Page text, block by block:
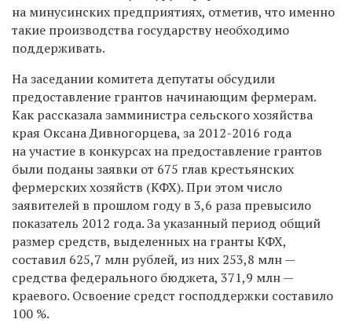
на минусинских предприятиях, отметив, что именно
такие производства государству необходимо
поддерживать.
На заседании комитета депутаты обсудили
предоставление грантов начинающим фермерам.
Как рассказала замминистра сельского хозяйства
края Оксана Дивногорцева, за 2012-2016 года
на участие в конкурсах на предоставление грантов
были поданы заявки от 675 глав крестьянских
фермерских хозяйств (КФХ). При этом число
заявителей в прошлом году в 3,6 раза превысило
показатель 2012 года. За указанный период общий
размер средств, выделенных на гранты КФХ,
составил 625,7 млн рублей, из них 253,8 млн —
средства федерального бюджета, 371,9 млн —
краевого. Освоение средст господдержки составило
100 %.